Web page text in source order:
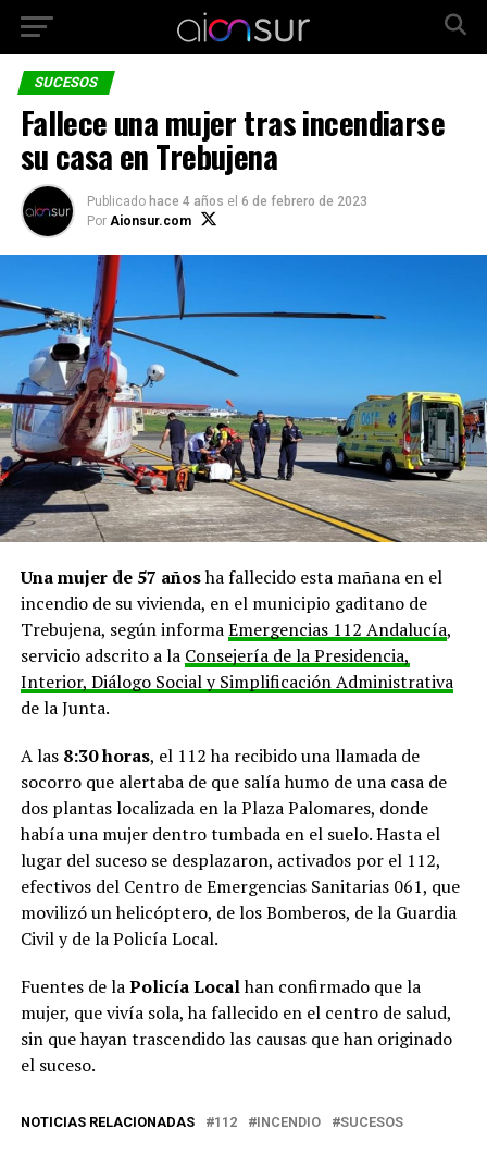
SUCESOS
Fallece una mujer tras incendiarse
su casa en Trebujena
Publicado hace 4 años el 6 de febrero de 2023
Por Aionsur.com
Una mujer de 57 añosha fallecido esta mañana en el
incendio de su vivienda, en el municipio gaditano de
Trebujena, según informaEmergencias 112 Andalucía,
servicio adscrito a la Consejería de la Presidencia,
Interior, Diálogo Social y Simplificación Administrativa
de la Junta.
A las8:30 horas, el 112 ha recibido una llamada de
socorro que alertaba de que salía humo de una casa de
dos plantas localizada en la Plaza Palomares, donde
había una mujer dentro tumbada en el suelo. Hasta el
lugar del suceso se desplazaron, activados por el 112,
efectivos del Centro de Emergencias Sanitarias 061, que
movilizó un helicóptero, de los Bomberos, de la Guardia
Civil y de la Policía Local.
Fuentes de laPolicía Localhan confirmado que la
mujer, que vivía sola, ha fallecido en el centro de salud,
sin que hayan trascendido las causas que han originado
el suceso.
NOTICIAS RELACIONADAS 112 INCENDIO SUCESOS